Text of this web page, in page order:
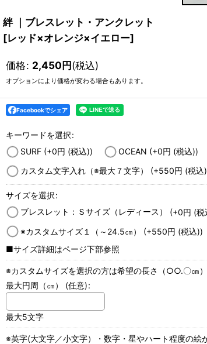
絆 ｜ブレスレット・アンクレット
[レッド×オレンジ×イエロー]
価格: 2,450円(税込)
オプションにより価格が変わる場合もあります。
Facebookでシェア
キーワードを選択:
SURF (+0円 (税込)) OCEAN (+0円 (税込))
カスタム文字入れ（※最大７文字） (+550円 (税込)
サイズを選択:
ブレスレット：Ｓサイズ（レディース） (+0円 (税
※カスタムサイズ１（～24.5㎝） (+550円 (税込))
■サイズ詳細はページ下部参照
※カスタムサイズを選択の方は希望の長さ（○○.〇㎝
最大円周（㎝） (任意):
最大5文字
※英字(大文字／小文字）・数字・星やハート程度の絵